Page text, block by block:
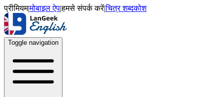
प्रीमियम|मोबाइल ऐप|हमसे संपर्क करें|चित्र शब्दकोश
Toggle navigation